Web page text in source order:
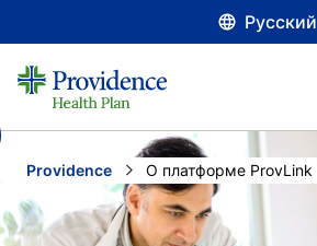
Русский
Providence Current:
О платформе ProvLink